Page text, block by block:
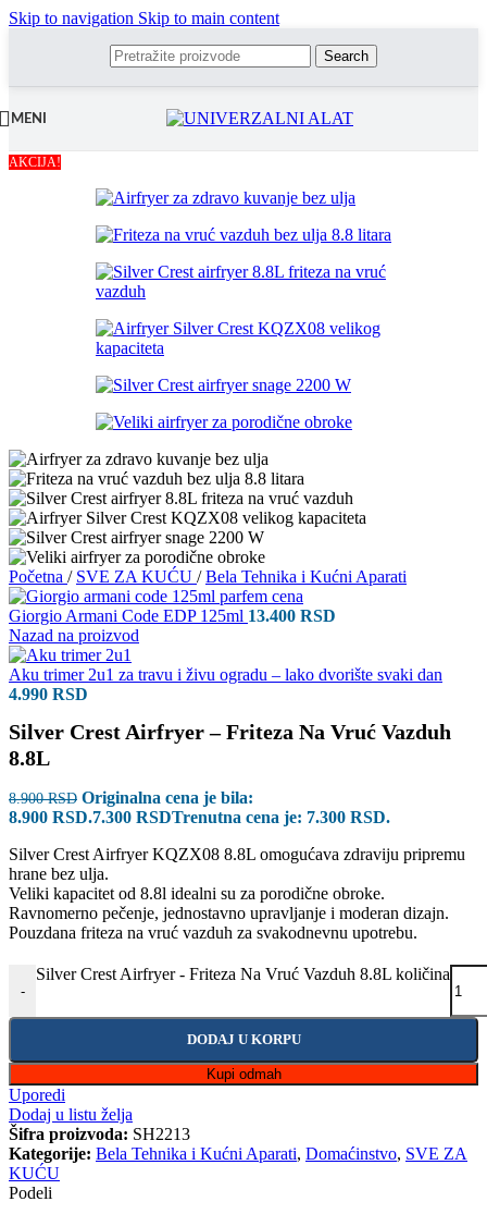
Skip to navigation Skip to main content
Search
MENI
AKCIJA!
Početna / SVE ZA KUĆU / Bela Tehnika i Kućni Aparati
Giorgio Armani Code EDP 125ml 13.400 RSD
Nazad na proizvod
Aku trimer 2u1 za travu i živu ogradu – lako dvorište svaki dan
4.990 RSD
Silver Crest Airfryer – Friteza Na Vruć Vazduh
8.8L
8.900RSD Originalna cena je bila:
8.900 RSD.7.300 RSDTrenutna cena je: 7.300 RSD.
Silver Crest Airfryer KQZX08 8.8L omogućava zdraviju pripremu
hrane bez ulja.
Veliki kapacitet od 8.8l idealni su za porodične obroke.
Ravnomerno pečenje, jednostavno upravljanje i moderan dizajn.
Pouzdana friteza na vruć vazduh za svakodnevnu upotrebu.
-
Silver Crest Airfryer - Friteza Na Vruć Vazduh 8.8L količina
DODAJ U KORPU
Kupi odmah
Uporedi
Dodaj u listu želja
Šifra proizvoda: SH2213
Kategorije: Bela Tehnika i Kućni Aparati, Domaćinstvo, SVE ZA
KUĆU
Podeli